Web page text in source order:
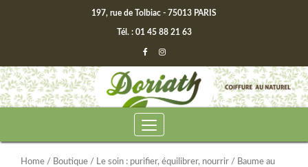
197, rue de Tolbiac - 75013 PARIS
Tél. : 01 45 88 21 63
Home / Boutique / Le soin : purifier, équilibrer, nourrir / Baume au